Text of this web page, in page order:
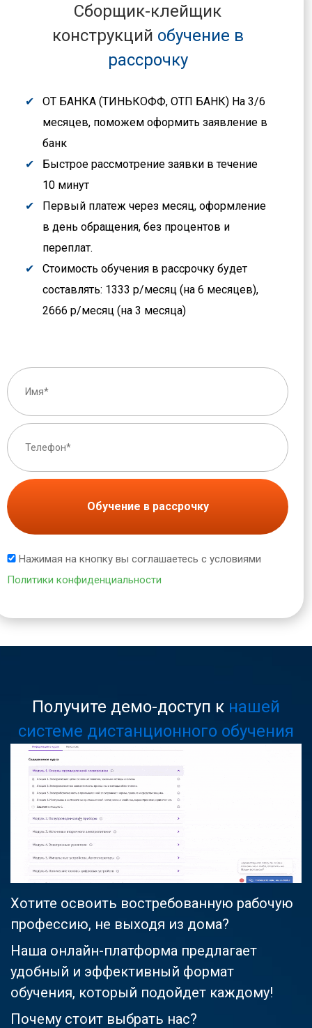
Сборщик-клейщик
конструкций обучение в
рассрочку
ОТ БАНКА (ТИНЬКОФФ, ОТП БАНК) На 3/6
месяцев, поможем оформить заявление в
банк
Быстрое рассмотрение заявки в течение
10 минут
Первый платеж через месяц, оформление
в день обращения, без процентов и
переплат.
Стоимость обучения в рассрочку будет
составлять: 1333 р/месяц (на 6 месяцев),
2666 р/месяц (на 3 месяца)
Обучение в рассрочку
Нажимая на кнопку вы соглашаетесь с условиями
Политики конфиденциальности
Получите демо-доступ к нашей
системе дистанционного обучения
Хотите освоить востребованную рабочую
профессию, не выходя из дома?
Наша онлайн-платформа предлагает
удобный и эффективный формат
обучения, который подойдет каждому!
Почему стоит выбрать нас?